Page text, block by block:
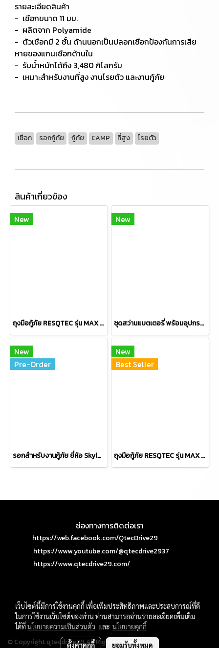
รายละเอียดสินค้า
- เชือกขนาด 11 มม.
- ผลิตจาก Polyamide
- ตัวเชือกมี 2 ชั้น ด้านนอกเป็นปลอกเชือกป้องกันการเสีย
หายของแกนเชือกด้านใน
- รับน้ำหนักได้ถึง 3,480 กิโลกรัม
- เหมาะสำหรับงานที่สูง งานโรยตัว และงานกู้ภัย
เชือก รอกกู้ภัย กู้ภัย CAMP ที่สูง โรยตัว
สินค้าเกี่ยวข้อง
New
ถุงมือกู้ภัย RESQTEC รุ่น MAX GRIP
New
ชุดสว่านแบตเตอรี่ พร้อมอุปกรณ์ใช้สำหรับรอกกู้ภัย ยี่ห้อ Skylotec รุ่น SET-26
New
Pre-Order
รอกสำหรับงานกู้ภัย ยี่ห้อ Skylotec รุ่น MILAN 2.0 POWER
New
Best Seller
ถุงมือกู้ภัย RESQTEC รุ่น MAX GRIP USAR
ช่องทางการติดต่อเรา
https://web.facebook.com/QtecDrive29
https://www.youtube.com/@qtecdrive2937
https://www.qtecdrive29.com/
© Copyright qtecdrive29 All Rights Reserved.
เว็บไซต์นี้มีการใช้งานคุกกี้ เพื่อเพิ่มประสิทธิภาพและประสบการณ์ที่ดี
ในการใช้งานเว็บไซต์ของท่าน ท่านสามารถอ่านรายละเอียดเพิ่มเติม
ได้ที่นโยบายความเป็นส่วนตัว และ นโยบายคุกกี้
ตั้งค่าคุกกี้ ยอมรับทั้งหมด